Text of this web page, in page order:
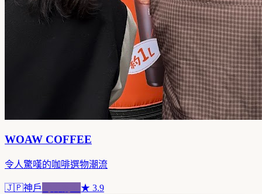
WOAW COFFEE
令人驚嘆的咖啡選物潮流
🇯🇵神戶 ★ 3.9